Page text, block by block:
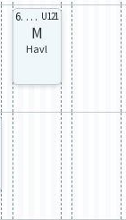
6. celá U121
M
Havl